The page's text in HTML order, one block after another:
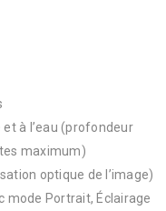
et à l’eau (profondeur
maximum)
optique de l’image)
mode Portrait, Éclairage